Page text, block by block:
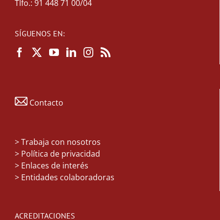
Tlfo.: 91 448 71 00/04
SÍGUENOS EN:
Contacto
>Trabaja con nosotros
> Política de privacidad
> Enlaces de interés
> Entidades colaboradoras
ACREDITACIONES